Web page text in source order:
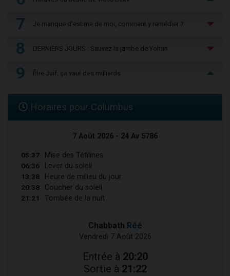
7 Je manque d'estime de moi, comment y remédier ?
8 DERNIERS JOURS : Sauvez la jambe de Yohan
9 Être Juif, ça vaut des milliards
Horaires pour Columbus
7 Août 2026 - 24 Av 5786
05:37 Mise des Téfilines
06:36 Lever du soleil
13:38 Heure de milieu du jour
20:38 Coucher du soleil
21:21 Tombée de la nuit
Chabbath Réé
Vendredi 7 Août 2026
Entrée à 20:20
Sortie à 21:22